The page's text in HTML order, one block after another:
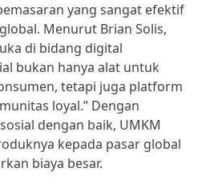
yang sangat efektif
Menurut Brian Solis,
di bidang digital
bukan hanya alat untuk
tetapi juga platform
loyal.” Dengan
dengan baik, UMKM
kepada pasar global
biaya besar.